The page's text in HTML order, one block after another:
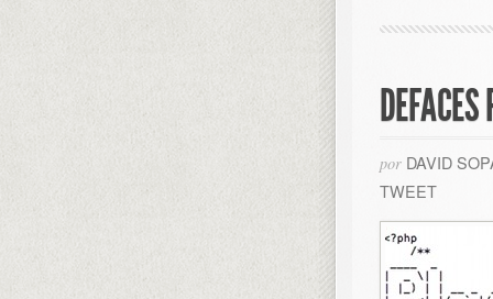
por DAVID
TWEET